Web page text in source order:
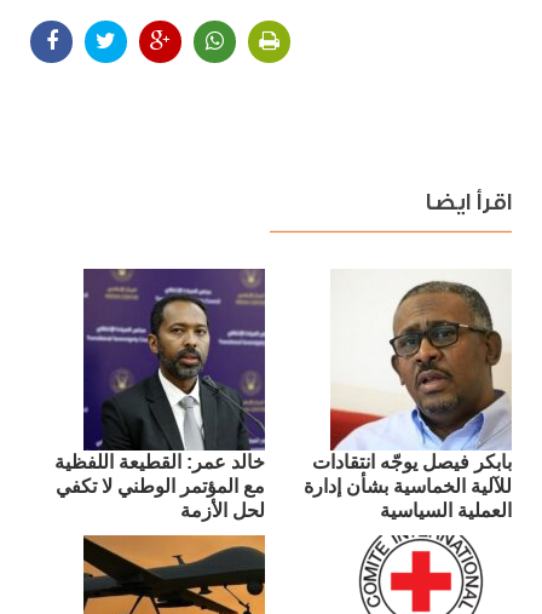
اقرأ ايضا
بابكر فيصل يوجّه انتقادات
للآلية الخماسية بشأن إدارة
العملية السياسية
​خالد عمر: القطيعة اللفظية
مع المؤتمر الوطني لا تكفي
لحل الأزمة